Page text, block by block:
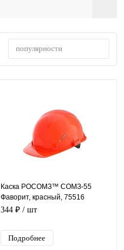
популярности
Каска РОСОМЗ™ СОМЗ-55
Фаворит, красный, 75516
344 ₽ / шт
Подробнее